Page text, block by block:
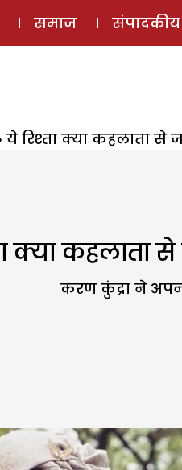
समाज संपादकीय
ये रिश्ता क्या कहलाता से
क्या कहलाता
करण कुंद्रा ने